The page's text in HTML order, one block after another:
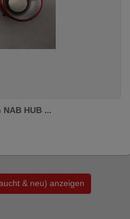
HUB ...
& neu) anzeigen